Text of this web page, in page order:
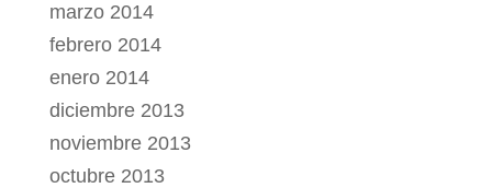
marzo 2014
febrero 2014
enero 2014
diciembre 2013
noviembre 2013
octubre 2013